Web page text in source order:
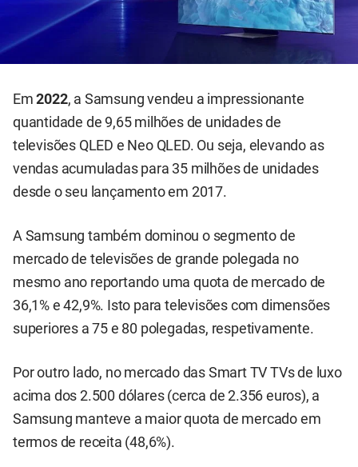
Em2022, a Samsung vendeu a impressionante
quantidade de 9,65 milhões de unidades de
televisões QLED e Neo QLED. Ou seja, elevando as
vendas acumuladas para 35 milhões de unidades
desde o seu lançamento em 2017.
A Samsung também dominou o segmento de
mercado de televisões de grande polegada no
mesmo ano reportando uma quota de mercado de
36,1% e 42,9%. Isto para televisões com dimensões
superiores a 75 e 80 polegadas, respetivamente.
Por outro lado, no mercado das Smart TV TVs de luxo
acima dos 2.500 dólares (cerca de 2.356 euros), a
Samsung manteve a maior quota de mercado em
termos de receita (48,6%).